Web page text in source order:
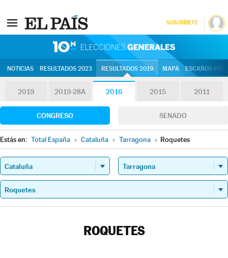
SUSCRÍBETE
NOTICIAS RESULTADOS 2023 RESULTADOS 2019 MAPA ESCAÑOS
2019 2019-28A 2016 2015 2011
CONGRESO SENADO
Estás en: Total España » Cataluña » Tarragona » Roquetes
ROQUETES